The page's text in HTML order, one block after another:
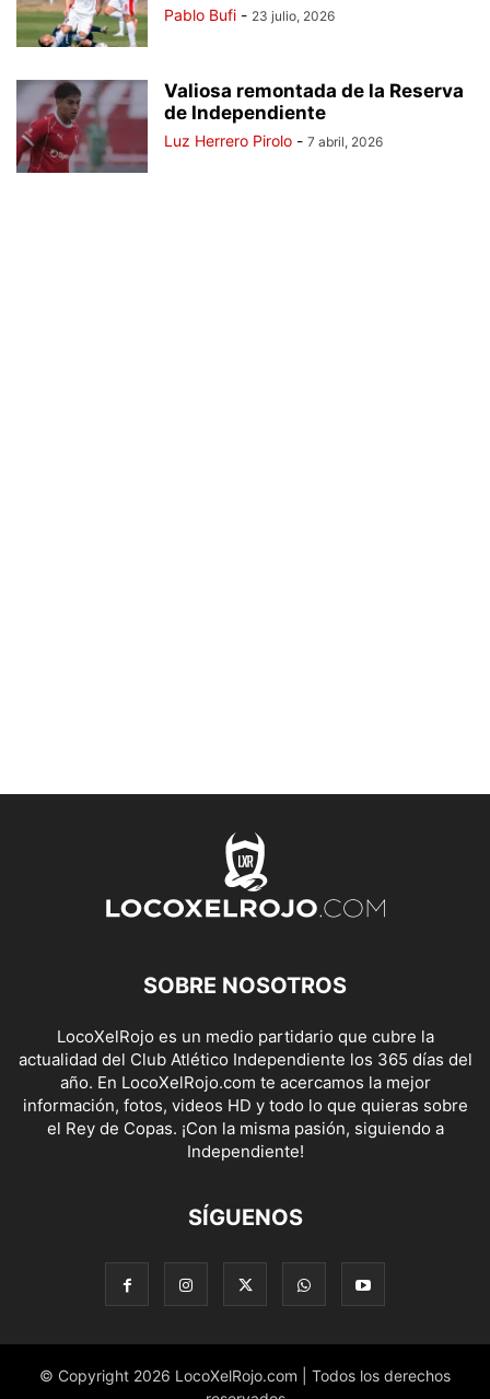
Pablo Bufi - 23 julio, 2026
Valiosa remontada de la Reserva
de Independiente
Luz Herrero Pirolo - 7 abril, 2026
SOBRE NOSOTROS
LocoXelRojo es un medio partidario que cubre la
actualidad del Club Atlético Independiente los 365 días del
año. En LocoXelRojo.com te acercamos la mejor
información, fotos, videos HD y todo lo que quieras sobre
el Rey de Copas. ¡Con la misma pasión, siguiendo a
Independiente!
SÍGUENOS
© Copyright 2026 LocoXelRojo.com | Todos los derechos